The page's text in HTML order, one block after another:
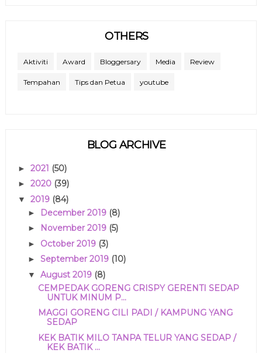
OTHERS
Aktiviti Award Bloggersary Media Review
Tempahan Tips dan Petua youtube
BLOG ARCHIVE
► 2021 (50)
► 2020 (39)
▼ 2019 (84)
► December 2019 (8)
► November 2019 (5)
► October 2019 (3)
► September 2019 (10)
▼ August 2019 (8)
CEMPEDAK GORENG CRISPY GERENTI SEDAP
UNTUK MINUM P...
MAGGI GORENG CILI PADI / KAMPUNG YANG
SEDAP
KEK BATIK MILO TANPA TELUR YANG SEDAP /
KEK BATIK ...